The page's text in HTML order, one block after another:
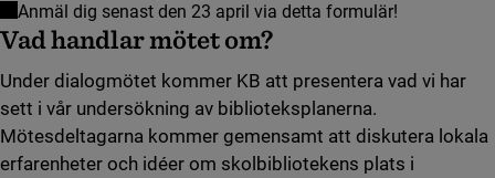
Anmäl dig senast den 23 april via detta formulär!
Vad handlar mötet om?
Under dialogmötet kommer KB att presentera vad vi har
sett i vår undersökning av biblioteksplanerna.
Mötesdeltagarna kommer gemensamt att diskutera lokala
erfarenheter och idéer om skolbibliotekens plats i